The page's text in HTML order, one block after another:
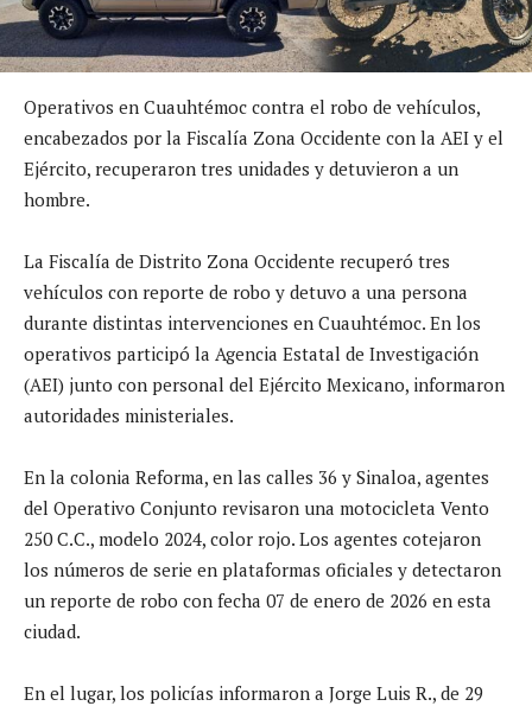
Operativos en Cuauhtémoc contra el robo de vehículos,
encabezados por la Fiscalía Zona Occidente con la AEI y el
Ejército, recuperaron tres unidades y detuvieron a un
hombre.
La Fiscalía de Distrito Zona Occidente recuperó tres
vehículos con reporte de robo y detuvo a una persona
durante distintas intervenciones en Cuauhtémoc. En los
operativos participó la Agencia Estatal de Investigación
(AEI) junto con personal del Ejército Mexicano, informaron
autoridades ministeriales.
En la colonia Reforma, en las calles 36 y Sinaloa, agentes
del Operativo Conjunto revisaron una motocicleta Vento
250 C.C., modelo 2024, color rojo. Los agentes cotejaron
los números de serie en plataformas oficiales y detectaron
un reporte de robo con fecha 07 de enero de 2026 en esta
ciudad.
En el lugar, los policías informaron a Jorge Luis R., de 29